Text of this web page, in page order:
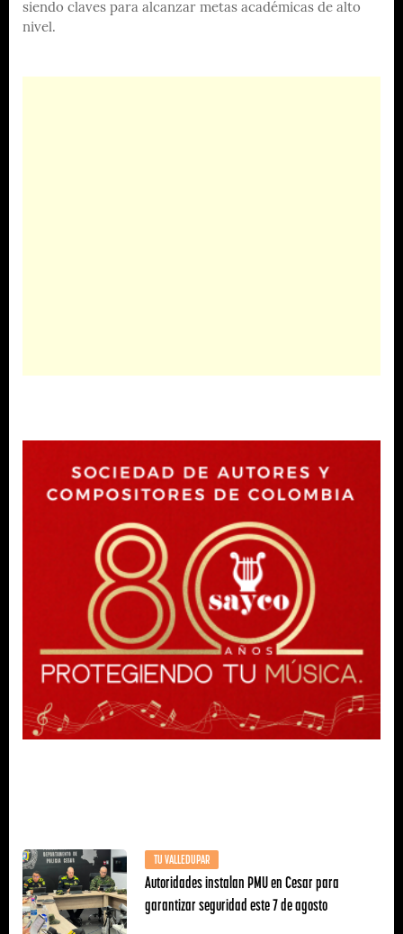
siendo claves para alcanzar metas académicas de alto
nivel.
TU VALLEDUPAR
Autoridades instalan PMU en Cesar para
garantizar seguridad este 7 de agosto